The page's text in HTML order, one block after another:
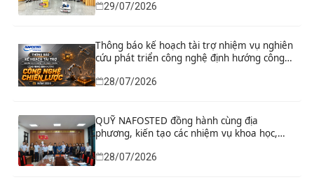
29/07/2026
Thông báo kế hoạch tài trợ nhiệm vụ nghiên
cứu phát triển công nghệ định hướng công
nghệ chiến lược năm 2026
28/07/2026
QUỸ NAFOSTED đồng hành cùng địa
phương, kiến tạo các nhiệm vụ khoa học,
phát triển thực tiễn
28/07/2026